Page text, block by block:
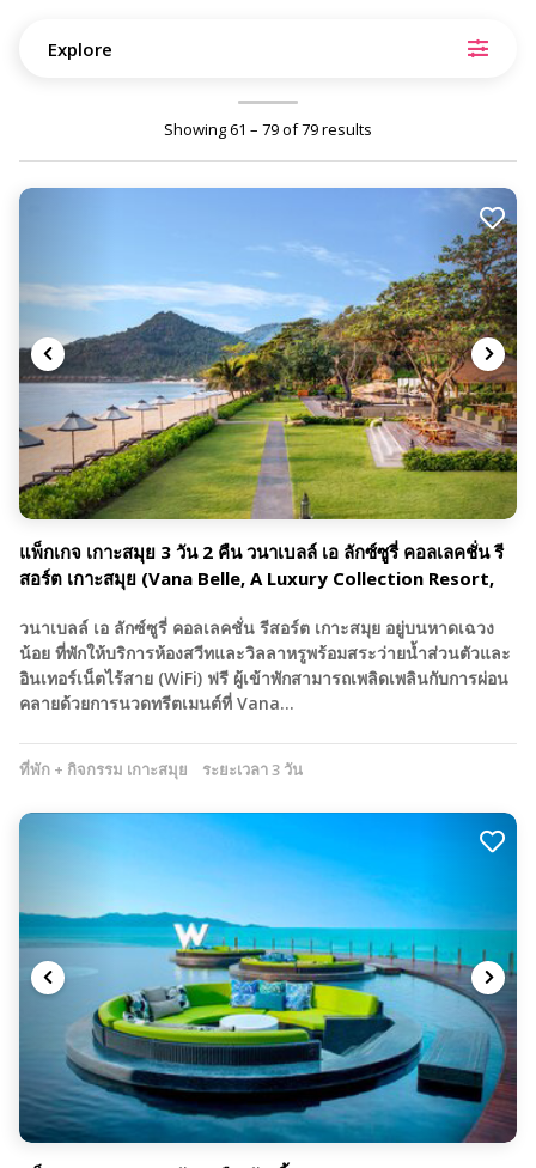
Explore
Showing 61 – 79 of 79 results
แพ็กเกจ เกาะสมุย 3 วัน 2 คืน วนาเบลล์ เอ ลักซ์ซูรี่ คอลเลคชั่น รี
สอร์ต เกาะสมุย (Vana Belle, A Luxury Collection Resort,
วนาเบลล์ เอ ลักซ์ซูรี่ คอลเลคชั่น รีสอร์ต เกาะสมุย อยู่บนหาดเฉวง
น้อย ที่พักให้บริการห้องสวีทและวิลลาหรูพร้อมสระว่ายน้ำส่วนตัวและ
อินเทอร์เน็ตไร้สาย (WiFi) ฟรี ผู้เข้าพักสามารถเพลิดเพลินกับการผ่อน
คลายด้วยการนวดทรีตเมนต์ที่ Vana…
ที่พัก + กิจกรรม เกาะสมุย ระยะเวลา 3 วัน